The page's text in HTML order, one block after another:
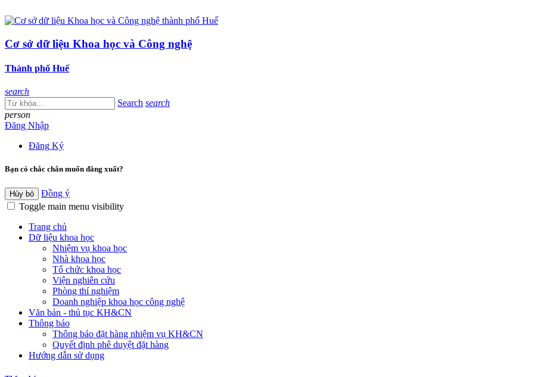
Cơ sở dữ liệu Khoa học và Công nghệ
Thành phố Huế
search
Search search
person
Đăng Nhập
Đăng Ký
Bạn có chắc chắn muốn đăng xuất?
Hủy bỏ
Đồng ý
Toggle main menu visibility
Trang chủ
Dữ liệu khoa học
Nhiệm vụ khoa học
Nhà khoa học
Tổ chức khoa học
Viện nghiên cứu
Phòng thí nghiệm
Doanh nghiệp khoa học công nghệ
Văn bản - thủ tục KH&CN
Thông báo
Thông báo đặt hàng nhiệm vụ KH&CN
Quyết định phê duyệt đặt hàng
Hướng dẫn sử dụng